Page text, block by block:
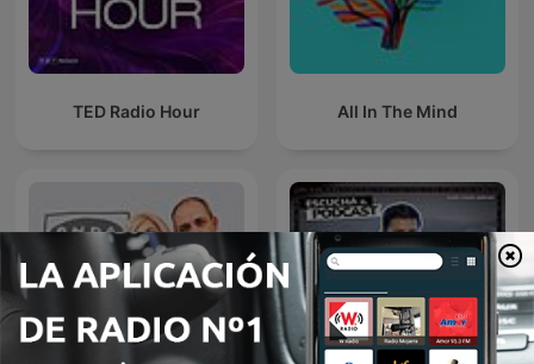
TED Radio Hour All In The Mind